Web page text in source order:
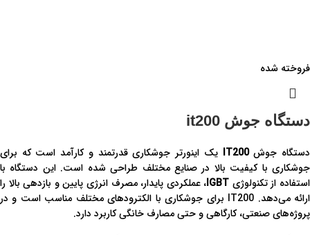
فروخته شده
دستگاه جوش it200
دستگاه جوشIT200 یک اینورتر جوشکاری قدرتمند و کارآمد است که برای
جوشکاری با کیفیت بالا در صنایع مختلف طراحی شده است. این دستگاه با
استفاده از تکنولوژی IGBT، عملکردی پایدار، مصرف انرژی پایین و بازدهی بالا را
ارائه می‌دهد. IT200 برای جوشکاری با الکترودهای مختلف مناسب است و در
پروژه‌های صنعتی، کارگاهی و حتی مصارف خانگی کاربرد دارد.